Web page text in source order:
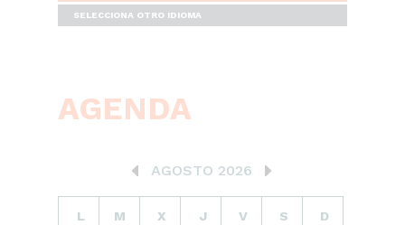
SELECCIONA OTRO IDIOMA
AGENDA
AGOSTO 2026
L M X J V S D